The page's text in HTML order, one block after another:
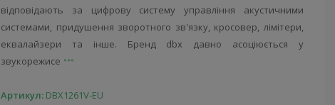
відповідають за цифрову систему управління акустичними
системами, придушення зворотного зв'язку, кросовер, лімітери,
еквалайзери та інше. Бренд dbx давно асоціюється у
звукорежисе
Артикул: DBX1261V-EU